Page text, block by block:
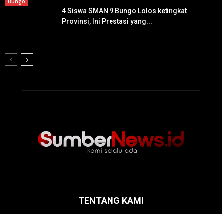
4 Siswa SMAN 9 Bungo Lolos ketingkat
Provinsi, Ini Prestasi yang...
TENTANG KAMI